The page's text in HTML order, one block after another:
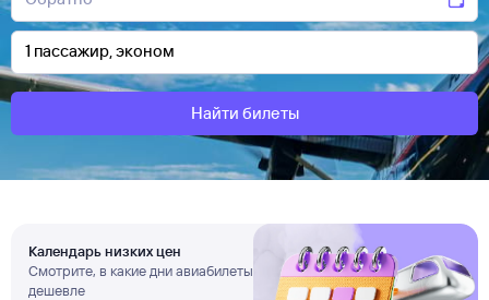
Найти билеты
Календарь низких цен
Смотрите, в какие дни авиабилеты
дешевле